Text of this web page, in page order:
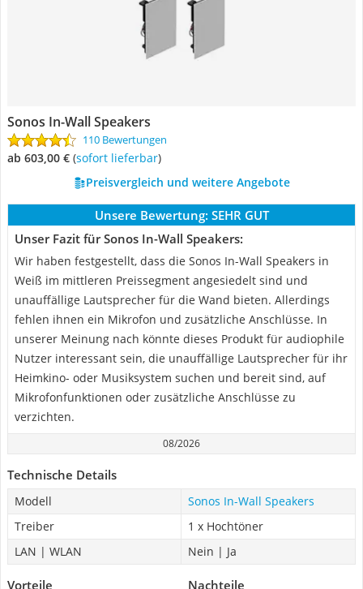
Sonos In-Wall Speakers
110 Bewertungen
ab 603,00 € ( Sofort lieferbar)
Preisvergleich und weitere Angebote
Unsere Bewertung: SEHR GUT
Unser Fazit für Sonos In-Wall Speakers:
Wir haben festgestellt, dass die Sonos In-Wall Speakers in
Weiß im mittleren Preissegment angesiedelt sind und
unauffällige Lautsprecher für die Wand bieten. Allerdings
fehlen ihnen ein Mikrofon und zusätzliche Anschlüsse. In
unserer Meinung nach könnte dieses Produkt für audiophile
Nutzer interessant sein, die unauffällige Lautsprecher für ihr
Heimkino- oder Musiksystem suchen und bereit sind, auf
Mikrofonfunktionen oder zusätzliche Anschlüsse zu
verzichten.
08/2026
Technische Details
Modell
Sonos In-Wall Speakers
Treiber
1 x Hochtöner
LAN | WLAN
Nein | Ja
Vorteile Nachteile